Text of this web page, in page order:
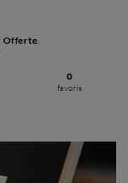
Offerte.
0
favoris